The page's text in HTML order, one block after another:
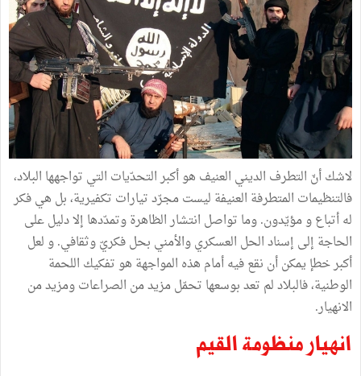
لاشك أنّ التطرف الديني العنيف هو أكبر التحدّيات التي تواجهها البلاد،
فالتنظيمات المتطرفة العنيفة ليست مجرّد تيارات تكفيرية، بل هي فكر
له أتباع و مؤيّدون. وما تواصل انتشار الظاهرة وتمدّدها إلا دليل على
الحاجة إلى إسناد الحل العسكري والأمني بحل فكريّ وثقافي. و لعل
أكبر خطإ يمكن أن نقع فيه أمام هذه المواجهة هو تفكيك اللحمة
الوطنية، فالبلاد لم تعد بوسعها تحمّل مزيد من الصراعات ومزيد من
الانهيار.
انهيار منظومة القيم